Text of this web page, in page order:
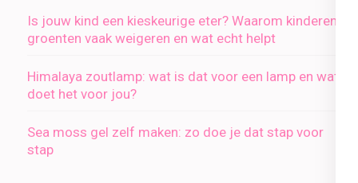
Is jouw kind een kieskeurige eter? Waarom kinderen
groenten vaak weigeren en wat echt helpt
Himalaya zoutlamp: wat is dat voor een lamp en wat
doet het voor jou?
Sea moss gel zelf maken: zo doe je dat stap voor
stap